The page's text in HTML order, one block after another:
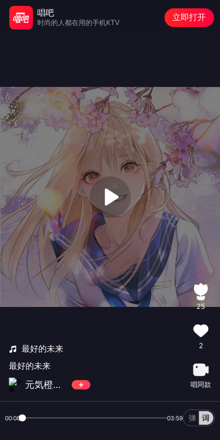
最好的未来
最好的未来
元気橙子🎀
25
2
唱同款
00:00 03:59
唱吧
时尚的人都在用的手机KTV
立即打开